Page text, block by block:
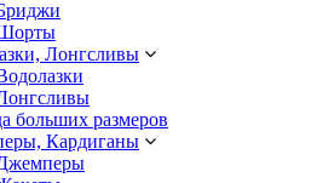
Лонгсливы
больших размеров
Кардиганы